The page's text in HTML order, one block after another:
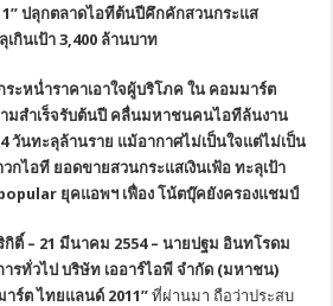
ปลุกตลาดไอทีต้นปีคึกคักสวนกระแส
กินเป้า 3,400 ล้านบาท
ระหน่ำราคาเอาใจผู้บริโภค ใน คอมมาร์ต
ามสำเร็จรับต้นปี คลื่นมหาชนคนไอทีล้นงาน
วันทะลุล้านราย แม้อากาศไม่เป็นใจแต่ไม่เป็น
กไอที ยอดขายสวนกระแสเงินเฟ้อ ทะลุเป้า
ยุคแอพฯ เฟื่อง โน้ตบุ๊คยังครองแชมป์
กิติ์ – 21 มีนาคม 2554 – นายปฐม อินทโรดม
รทั่วไป บริษัท เออาร์ไอพี จำกัด (มหาชน)
าร์ต ไทยแลนด์ 2011”ที่ผ่านมา ถือว่าประสบ